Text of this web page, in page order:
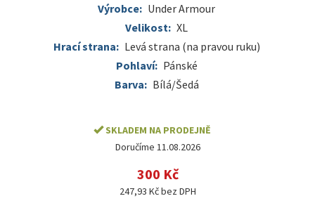
Výrobce: Under Armour
Velikost: XL
Hrací strana: Levá strana (na pravou ruku)
Pohlaví: Pánské
Barva: Bílá/Šedá
SKLADEM NA PRODEJNĚ
Doručíme 11.08.2026
300 Kč
247,93 Kč bez DPH